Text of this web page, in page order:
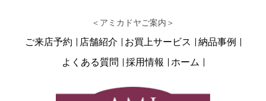
＜アミカドヤご案内＞
ご来店予約 店舗紹介 お買上サービス
納品事例
よくある質問
採用情報 ホーム